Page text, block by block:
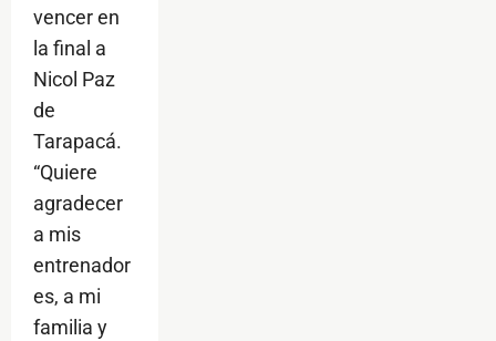
vencer en
la final a
Nicol Paz
de
Tarapacá.
“Quiere
agradecer
a mis
entrenador
es, a mi
familia y